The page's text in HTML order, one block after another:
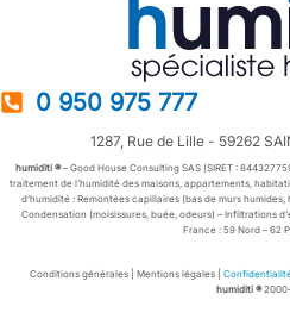
0 950 975 777
1287, Rue de Lille - 59262
humiditi ®– Good House Consulting SAS (SIRET :
traitement de l’humidité des maisons, appartements,
d’humidité : Remontées capillaires (bas de murs
Condensation (moisissures, buée, odeurs) – Infiltrations
France : 59 Nord – 62
Conditions générales | Mentions légales |
humiditi ®